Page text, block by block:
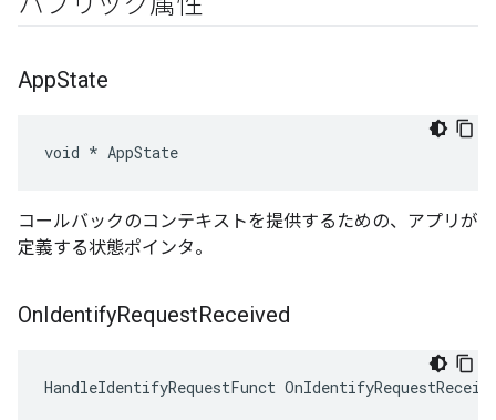
AppState
void * AppState
コールバックのコンテキストを提供するための、アプリが
定義する状態ポインタ。
OnIdentifyRequestReceived
HandleIdentifyRequestFunct